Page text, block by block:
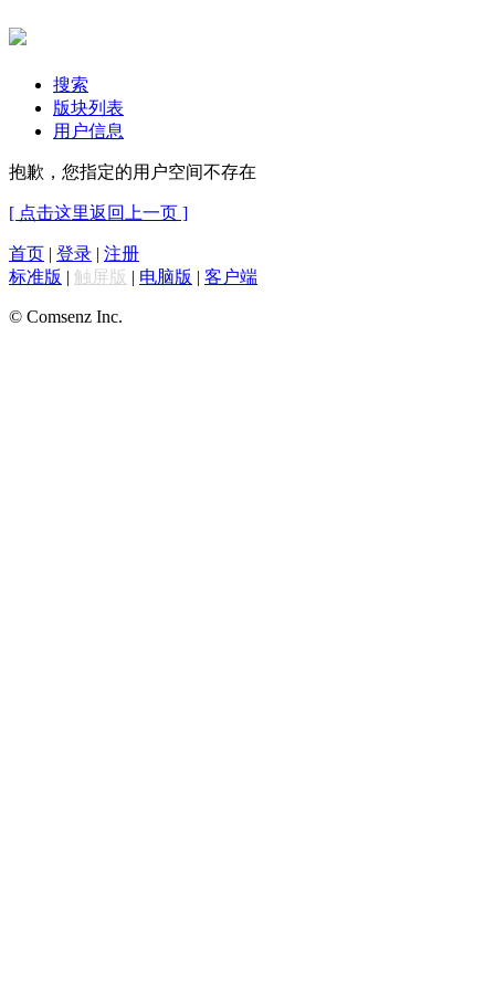
搜索
版块列表
用户信息
抱歉，您指定的用户空间不存在
[ 点击这里返回上一页 ]
首页 | 登录 | 注册
标准版 | 触屏版 | 电脑版 | 客户端
© Comsenz Inc.